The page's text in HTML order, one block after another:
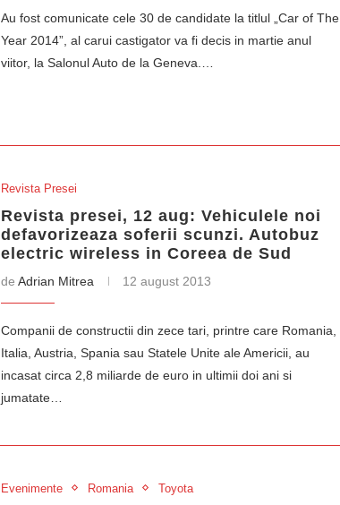
Au fost comunicate cele 30 de candidate la titlul „Car of The
Year 2014”, al carui castigator va fi decis in martie anul
viitor, la Salonul Auto de la Geneva.…
Revista Presei
Revista presei, 12 aug: Vehiculele noi
defavorizeaza soferii scunzi. Autobuz
electric wireless in Coreea de Sud
de Adrian Mitrea 12 august 2013
Companii de constructii din zece tari, printre care Ro­mania,
Italia, Austria, Spania sau Statele Unite ale Americii, au
incasat circa 2,8 miliarde de euro in ultimii doi ani si
jumatate…
Evenimente Romania Toyota